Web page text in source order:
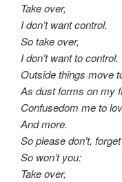
Take over,
I don’t want control.
So take over,
I don’t want to control.
Outside things move
As dust forms on my
Confusedom me to
And more.
So please don’t,
So won’t you:
Take over,